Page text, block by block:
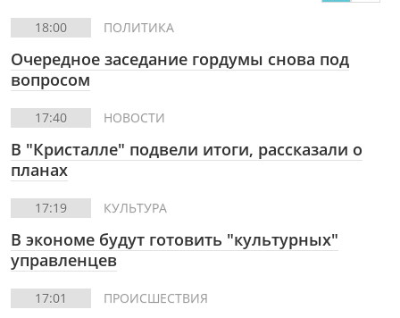
18:00 ПОЛИТИКА
Очередное заседание гордумы снова под
вопросом
17:40 НОВОСТИ
В "Кристалле" подвели итоги, рассказали о
планах
17:19 КУЛЬТУРА
В экономе будут готовить "культурных"
управленцев
17:01 ПРОИСШЕСТВИЯ